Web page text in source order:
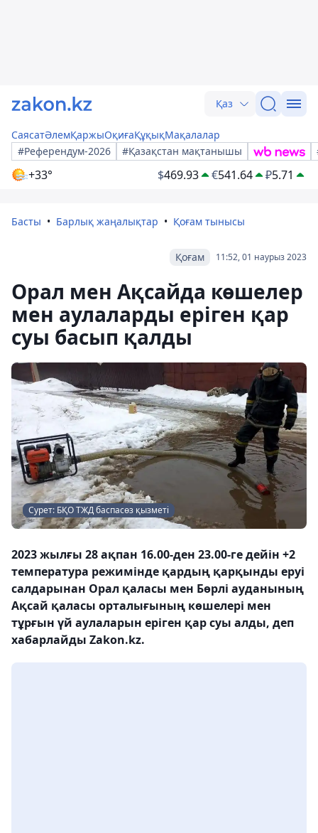
Қаз
СаясатӘлемҚаржыОқиғаҚұқықМақалалар
#Референдум-2026
#Қазақстан мақтанышы
+33° $469.93 €541.64 ₽5.71
Басты Барлық жаңалықтар Қоғам тынысы
11:52, 01 наурыз 2023
Қоғам
Орал мен Ақсайда көшелер
мен аулаларды еріген қар
суы басып қалды
Сурет: БҚО ТЖД баспасөз қызметі
2023 жылғы 28 ақпан 16.00-ден 23.00-ге дейін +2
температура режимінде қардың қарқынды еруі
салдарынан Орал қаласы мен Бөрлі ауданының
Ақсай қаласы орталығының көшелері мен
тұрғын үй аулаларын еріген қар суы алды, деп
хабарлайды Zakon.kz.